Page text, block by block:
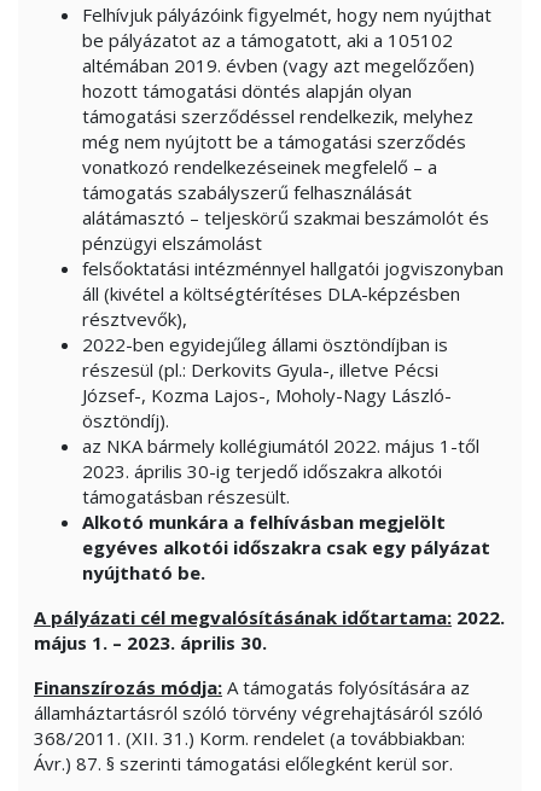
Felhívjuk pályázóink figyelmét, hogy nem nyújthat
be pályázatot az a támogatott, aki a 105102
altémában 2019. évben (vagy azt megelőzően)
hozott támogatási döntés alapján olyan
támogatási szerződéssel rendelkezik, melyhez
még nem nyújtott be a támogatási szerződés
vonatkozó rendelkezéseinek megfelelő – a
támogatás szabályszerű felhasználását
alátámasztó – teljeskörű szakmai beszámolót és
pénzügyi elszámolást
felsőoktatási intézménnyel hallgatói jogviszonyban
áll (kivétel a költségtérítéses DLA-képzésben
résztvevők),
2022-ben egyidejűleg állami ösztöndíjban is
részesül (pl.: Derkovits Gyula-, illetve Pécsi
József-, Kozma Lajos-, Moholy-Nagy László-
ösztöndíj).
az NKA bármely kollégiumától 2022. május 1-től
2023. április 30-ig terjedő időszakra alkotói
támogatásban részesült.
Alkotó munkára a felhívásban megjelölt
egyéves alkotói időszakra csak egy pályázat
nyújtható be.
A pályázati cél megvalósításának időtartama: 2022.
május 1. – 2023. április 30.
Finanszírozás módja: A támogatás folyósítására az
államháztartásról szóló törvény végrehajtásáról szóló
368/2011. (XII. 31.) Korm. rendelet (a továbbiakban:
Ávr.) 87. § szerinti támogatási előlegként kerül sor.